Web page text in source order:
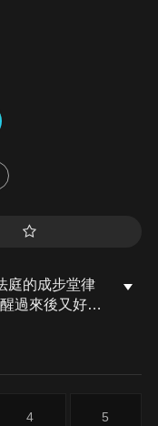
庭的成步堂律
過來後又好像
另一名巡警在
4 5